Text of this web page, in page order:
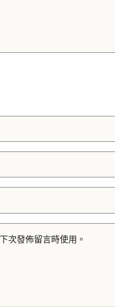
次發佈留言時使用。